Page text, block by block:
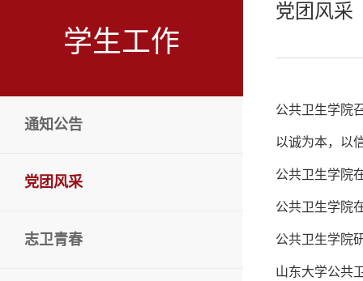
学生工作
通知公告
党团风采
志卫青春
党团风采
公共卫生学院
以诚为本，以
公共卫生学院
公共卫生学院
公共卫生学院
山东大学公共